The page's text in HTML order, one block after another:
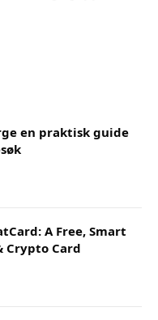
en praktisk guide
A Free, Smart
Crypto Card